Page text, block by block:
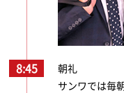
8:45
朝礼
サンワでは毎